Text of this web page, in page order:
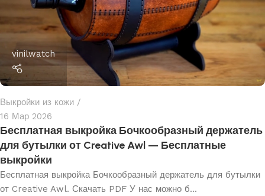
vinilwatch
Выкройки из кожи
16 Мар 2026
Бесплатная выкройка Бочкообразный держатель
для бутылки от Creative Awl — Бесплатные
выкройки
Бесплатная выкройка Бочкообразный держатель для бутылки
от Creative Awl. Скачать PDF У нас можно б...